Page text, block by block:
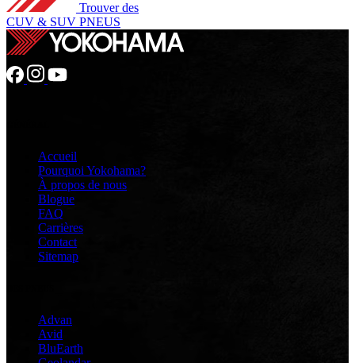
Trouver des
CUV & SUV PNEUS
Accueil
Pourquoi Yokohama?
À propos de nous
Blogue
FAQ
Carrières
Contact
Sitemap
Advan
Avid
BluEarth